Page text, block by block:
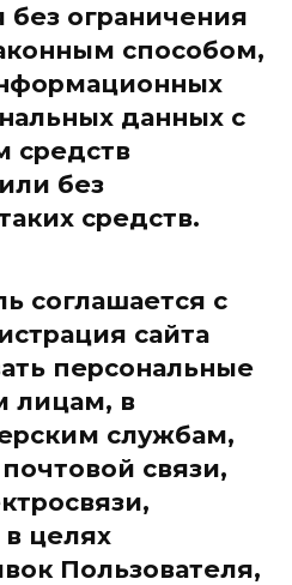
без ограничения
способом,
данных с
средств
без
средств.
соглашается с
сайта
персональные
лицам, в
службам,
связи,
целях
Пользователя,